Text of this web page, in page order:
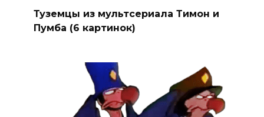
Туземцы из мультсериала Тимон и
Пумба (6 картинок)